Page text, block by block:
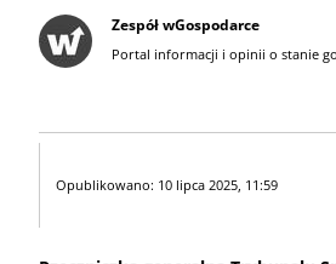
Zespół wGospodarce
Portal informacji i opinii o stanie
Opublikowano: 10 lipca 2025, 11:59